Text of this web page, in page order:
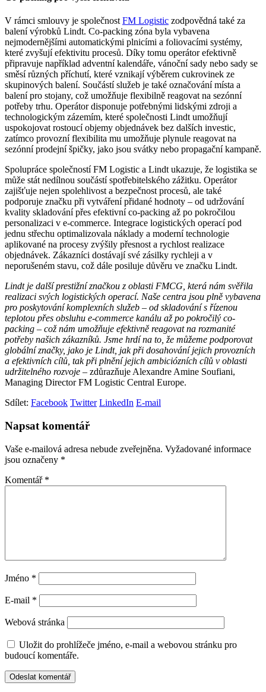
V rámci smlouvy je společnost FM Logistic zodpovědná také za
balení výrobků Lindt. Co-packing zóna byla vybavena
nejmodernějšími automatickými plnicími a foliovacími systémy,
které zvyšují efektivitu procesů. Díky tomu operátor efektivně
připravuje například adventní kalendáře, vánoční sady nebo sady se
směsí různých příchutí, které vznikají výběrem cukrovinek ze
skupinových balení. Součástí služeb je také označování místa a
balení pro stojany, což umožňuje flexibilně reagovat na sezónní
potřeby trhu. Operátor disponuje potřebnými lidskými zdroji a
technologickým zázemím, které společnosti Lindt umožňují
uspokojovat rostoucí objemy objednávek bez dalších investic,
zatímco provozní flexibilita mu umožňuje plynule reagovat na
sezónní prodejní špičky, jako jsou svátky nebo propagační kampaně.
Spolupráce společností FM Logistic a Lindt ukazuje, že logistika se
může stát nedílnou součástí spotřebitelského zážitku. Operátor
zajišťuje nejen spolehlivost a bezpečnost procesů, ale také
podporuje značku při vytváření přidané hodnoty – od udržování
kvality skladování přes efektivní co-packing až po pokročilou
personalizaci v e-commerce. Integrace logistických operací pod
jednu střechu optimalizovala náklady a moderní technologie
aplikované na procesy zvýšily přesnost a rychlost realizace
objednávek. Zákazníci dostávají své zásilky rychleji a v
neporušeném stavu, což dále posiluje důvěru ve značku Lindt.
Lindt je další prestižní značkou z oblasti FMCG, která nám svěřila
realizaci svých logistických operací. Naše centra jsou plně vybavena
pro poskytování komplexních služeb – od skladování s řízenou
teplotou přes obsluhu e-commerce kanálu až po pokročilý co-
packing – což nám umožňuje efektivně reagovat na rozmanité
potřeby našich zákazníků. Jsme hrdí na to, že můžeme podporovat
globální značky, jako je Lindt, jak při dosahování jejich provozních
a efektivních cílů, tak při plnění jejich ambiciózních cílů v oblasti
udržitelného rozvoje – zdůrazňuje Alexandre Amine Soufiani,
Managing Director FM Logistic Central Europe.
Sdílet: Facebook Twitter LinkedIn E-mail
Napsat komentář
Vaše e-mailová adresa nebude zveřejněna. Vyžadované informace
jsou označeny *
Komentář *
Jméno *
E-mail *
Webová stránka
Uložit do prohlížeče jméno, e-mail a webovou stránku pro
budoucí komentáře.